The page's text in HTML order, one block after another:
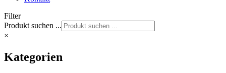
Filter
Produkt suchen ...
×
Kategorien